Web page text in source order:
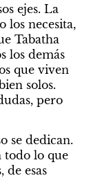
ejes. La
los necesita,
Tabatha
los demás
que viven
solos.
pero
se dedican.
todo lo que
de esas